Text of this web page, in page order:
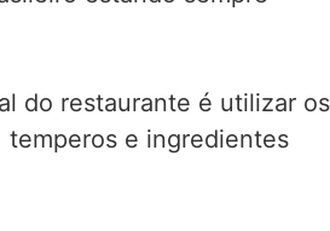
do restaurante é utilizar os
temperos e ingredientes